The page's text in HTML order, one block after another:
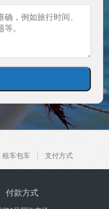
租车包车 支付方式
付款方式